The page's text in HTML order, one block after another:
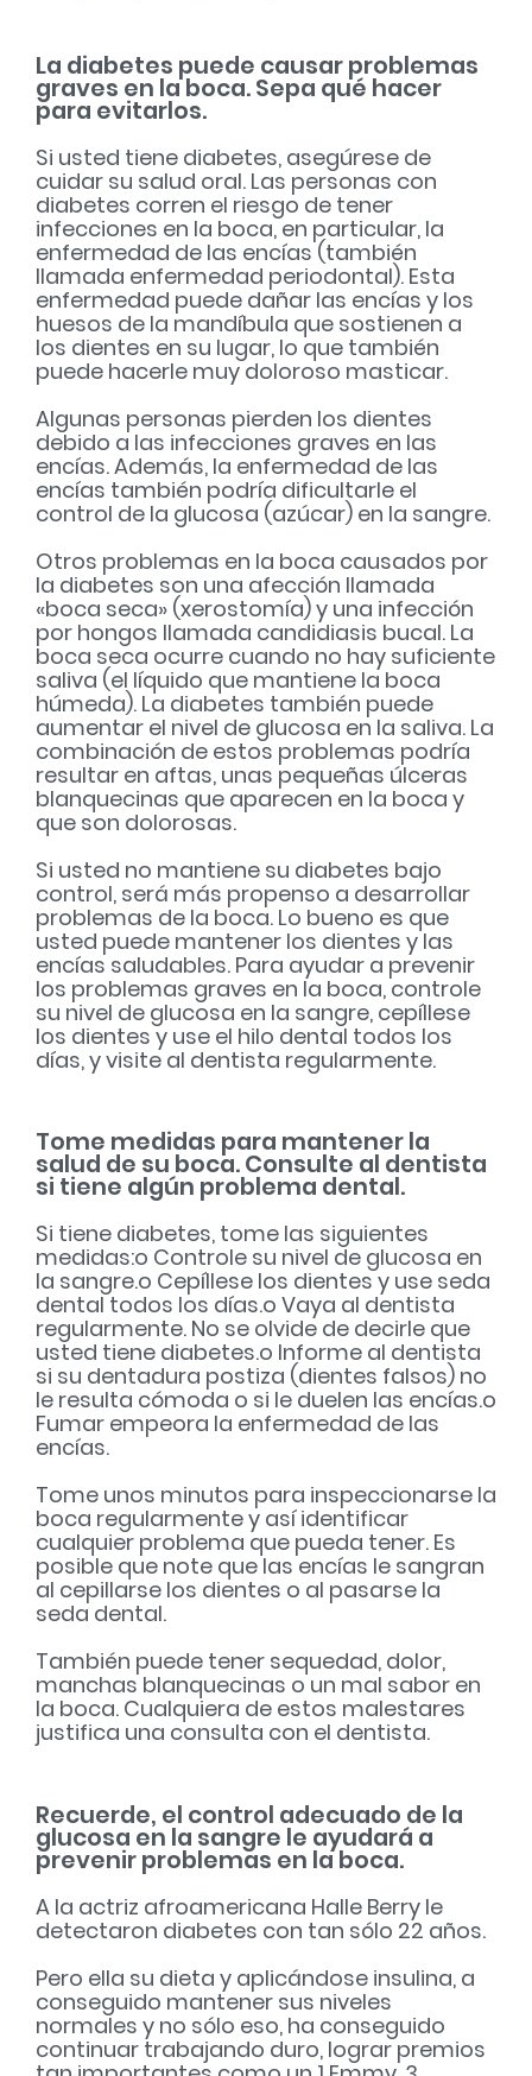
La diabetes puede causar problemas
graves en la boca. Sepa qué hacer
para evitarlos.
Si usted tiene diabetes, asegúrese de
cuidar su salud oral. Las personas con
diabetes corren el riesgo de tener
infecciones en la boca, en particular, la
enfermedad de las encías (también
llamada enfermedad periodontal). Esta
enfermedad puede dañar las encías y los
huesos de la mandíbula que sostienen a
los dientes en su lugar, lo que también
puede hacerle muy doloroso masticar.
Algunas personas pierden los dientes
debido a las infecciones graves en las
encías. Además, la enfermedad de las
encías también podría dificultarle el
control de la glucosa (azúcar) en la sangre.
Otros problemas en la boca causados por
la diabetes son una afección llamada
«boca seca» (xerostomía) y una infección
por hongos llamada candidiasis bucal. La
boca seca ocurre cuando no hay suficiente
saliva (el líquido que mantiene la boca
húmeda). La diabetes también puede
aumentar el nivel de glucosa en la saliva. La
combinación de estos problemas podría
resultar en aftas, unas pequeñas úlceras
blanquecinas que aparecen en la boca y
que son dolorosas.
Si usted no mantiene su diabetes bajo
control, será más propenso a desarrollar
problemas de la boca. Lo bueno es que
usted puede mantener los dientes y las
encías saludables. Para ayudar a prevenir
los problemas graves en la boca, controle
su nivel de glucosa en la sangre, cepíllese
los dientes y use el hilo dental todos los
días, y visite al dentista regularmente.
Tome medidas para mantener la
salud de su boca. Consulte al dentista
si tiene algún problema dental.
Si tiene diabetes, tome las siguientes
medidas:o Controle su nivel de glucosa en
la sangre.o Cepíllese los dientes y use seda
dental todos los días.o Vaya al dentista
regularmente. No se olvide de decirle que
usted tiene diabetes.o Informe al dentista
si su dentadura postiza (dientes falsos) no
le resulta cómoda o si le duelen las encías.o
Fumar empeora la enfermedad de las
encías.
Tome unos minutos para inspeccionarse la
boca regularmente y así identificar
cualquier problema que pueda tener. Es
posible que note que las encías le sangran
al cepillarse los dientes o al pasarse la
seda dental.
También puede tener sequedad, dolor,
manchas blanquecinas o un mal sabor en
la boca. Cualquiera de estos malestares
justifica una consulta con el dentista.
Recuerde, el control adecuado de la
glucosa en la sangre le ayudará a
prevenir problemas en la boca.
A la actriz afroamericana Halle Berry le
detectaron diabetes con tan sólo 22 años.
Pero ella su dieta y aplicándose insulina, a
conseguido mantener sus niveles
normales y no sólo eso, ha conseguido
continuar trabajando duro, lograr premios